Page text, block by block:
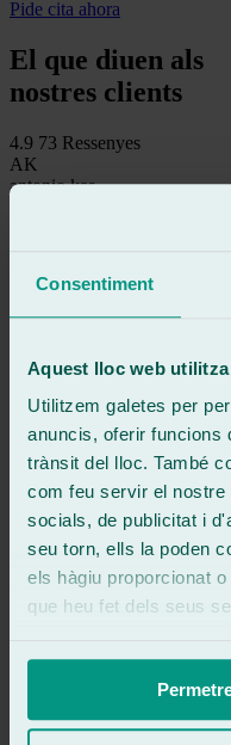
Consentiment
Aquest lloc web
Utilitzem galetes per
anuncis, oferir funcions
trànsit del lloc. També
com feu servir el
socials, de publicitat i
seu torn, ells la poden
els hàgiu proporcionat
que heu fet dels seus
Pide cita ahora
El que diuen als
nostres clients
4.9 73 Ressenyes
AK
antonio kas
Reparación pica,o en luna
inma joli
Ressenya de
/5 · Fa 2 mesos
Veure ressenya
Profesionalidad, amabilidad
Veure ressenya
victoria lopez
Ressenya de
/5· Fa 5 mesos
Muy profesional se ocupa de
JB